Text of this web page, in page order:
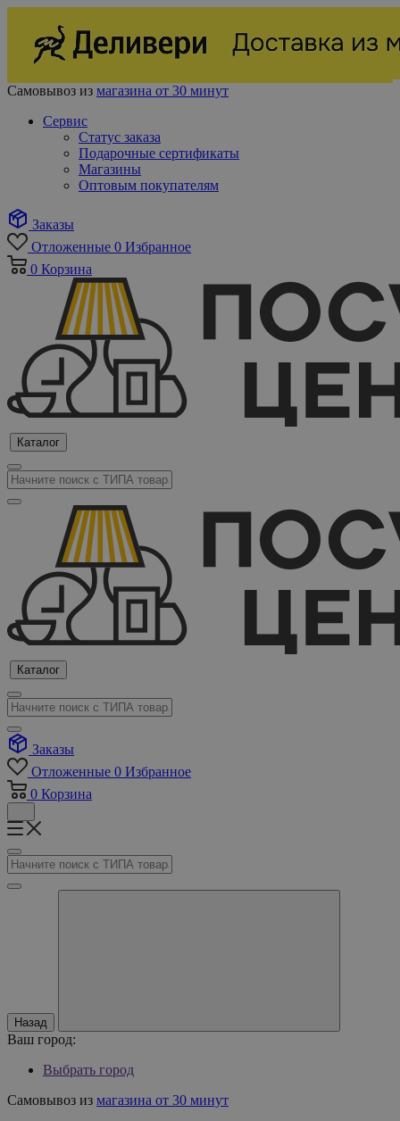
Самовывоз из магазина от 30 минут
Сервис
Статус заказа
Подарочные сертификаты
Магазины
Оптовым покупателям
Заказы
Отложенные 0 Избранное
0 Корзина
Каталог
Каталог
Заказы
Отложенные 0 Избранное
0 Корзина
Назад
Ваш город:
Выбрать город
Самовывоз из магазина от 30 минут